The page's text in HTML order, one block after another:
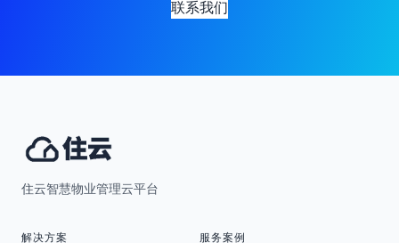
联系我们
住云智慧物业管理云平台
解决方案 服务案例